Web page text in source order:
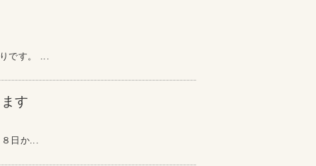
です。 ...
す
日か...